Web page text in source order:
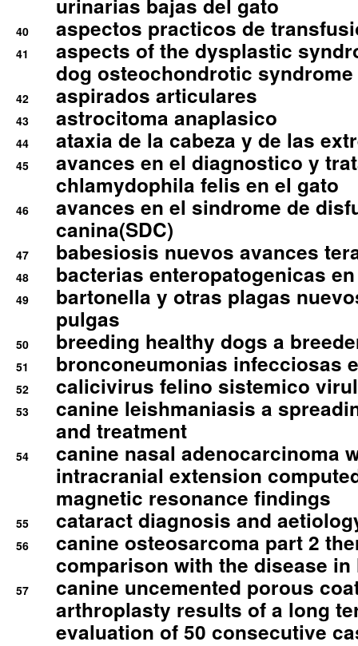
urinarias bajas del gato
40 aspectos practicos de
41
aspects of the dysplastic
dog osteochondrotic syndrome
42 aspirados articulares
43 astrocitoma anaplasico
44 ataxia de la cabeza y de las
45
avances en el diagnostico y
chlamydophila felis en el gato
46
avances en el sindrome de
canina(SDC)
47 babesiosis nuevos avances
48 bacterias enteropatogenicas
49
bartonella y otras plagas
pulgas
50 breeding healthy dogs a
51 bronconeumonias infecciosas
52 calicivirus felino sistemico
53
canine leishmaniasis a
and treatment
54
canine nasal adenocarcinoma
intracranial extension
magnetic resonance findings
55 cataract diagnosis and
56
canine osteosarcoma part 2
comparison with the disease in
57
canine uncemented porous
arthroplasty results of a long
evaluation of 50 consecutive